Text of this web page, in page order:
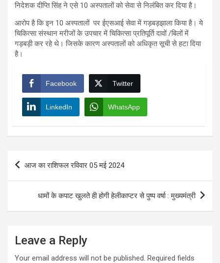
निदेशक दीप्ति सिंह ने एसे 10 अस्पतालों को सेवा से निलंबित कर दिया है।
आरोप है कि इन 10 अस्पतालों पर ईएसआई सेवा में गड़बड़झाला किया है। ये
चिकित्सा संस्थान मरीजों के उपचार में चिकित्सा प्रतिपूर्ति दावों /बिलों में
गड़बड़ी कर रहे थे। जिसके कारण अस्पतालों को अधिकृत सूची से हटा दिया
है।
Facebook Twitter
LinkedIn WhatsApp
Post
आज का राशिफल रविवार 05 मई 2024
धामों के कपाट खुलते ही होगी हेलीकाप्टर से पुष्प वर्षा : मुख्यमंत्री
Leave a Reply
Your email address will not be published. Required fields